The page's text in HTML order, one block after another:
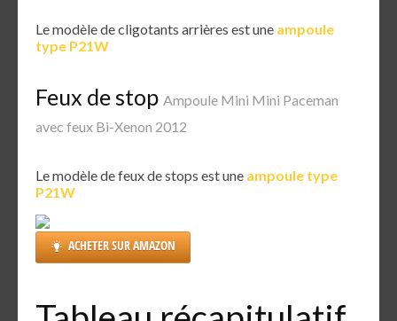
Le modèle de cligotants arrières est une ampoule
type P21W
Feux de stop Ampoule Mini Mini Paceman
avec feux Bi-Xenon 2012
Le modèle de feux de stops est une ampoule type
P21W
ACHETER SUR AMAZON